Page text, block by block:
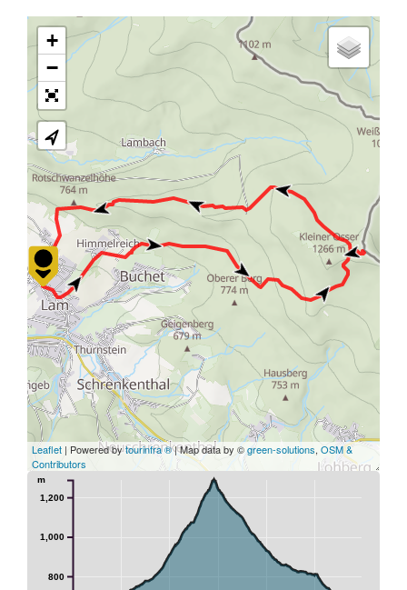
+
−
Leaflet | Powered bytourinfra ®| Map data by ©green-solutions, OSM &
Contributors
800
1,000
1,200
m